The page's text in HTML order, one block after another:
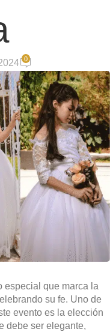
0
especial que marca la
su fe. Uno de
evento es la elección
debe ser elegante,